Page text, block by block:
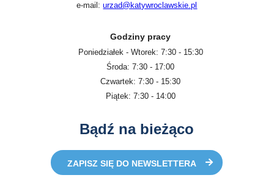
e-mail:urzad@katywroclawskie.pl
Godziny pracy
Poniedziałek - Wtorek: 7:30 - 15:30
Środa: 7:30 - 17:00
Czwartek: 7:30 - 15:30
Piątek: 7:30 - 14:00
Bądź na bieżąco
ZAPISZ SIĘ DO NEWSLETTERA